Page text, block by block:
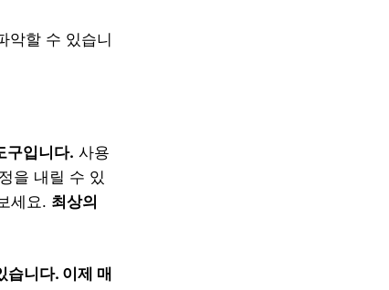
악할 수 있습니
구입니다. 사용
을 내릴 수 있
세요. 최상의
니다. 이제 매